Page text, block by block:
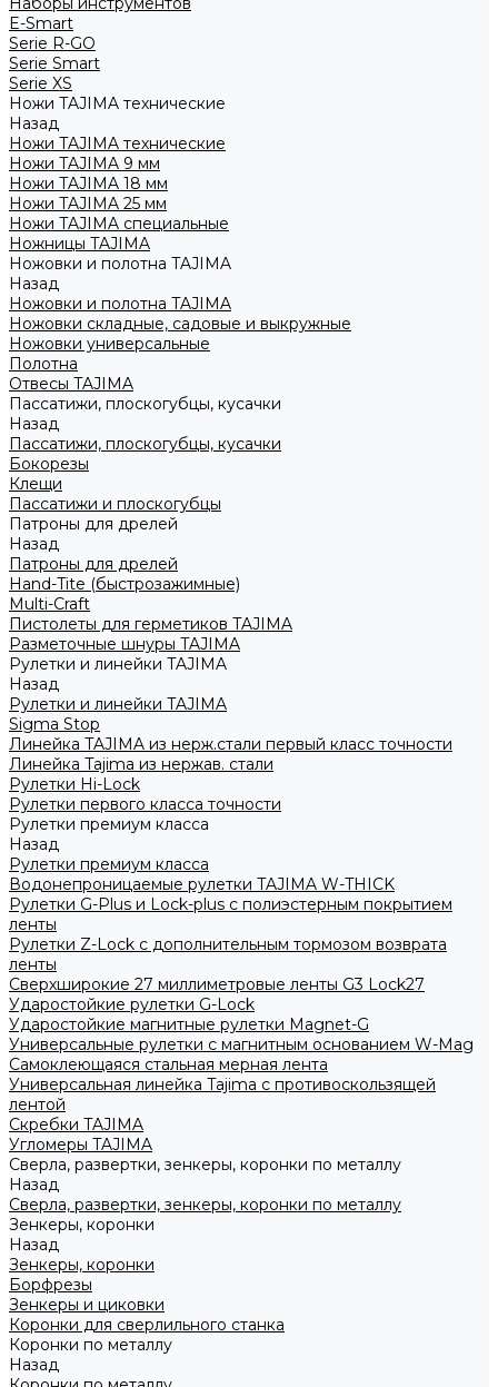
E-Smart
Serie R-GO
Serie Smart
Serie XS
Ножи TAJIMA технические
Назад
Ножи TAJIMA технические
Ножи TAJIMA 9 мм
Ножи TAJIMA 18 мм
Ножи TAJIMA 25 мм
Ножи TAJIMA специальные
Ножницы TAJIMA
Ножовки и полотна TAJIMA
Назад
Ножовки и полотна TAJIMA
Ножовки складные, садовые и выкружные
Ножовки универсальные
Полотна
Отвесы TAJIMA
Пассатижи, плоскогубцы, кусачки
Назад
Пассатижи, плоскогубцы, кусачки
Бокорезы
Клещи
Пассатижи и плоскогубцы
Патроны для дрелей
Назад
Патроны для дрелей
Hand-Tite (быстрозажимные)
Multi-Craft
Пистолеты для герметиков TAJIMA
Разметочные шнуры TAJIMA
Рулетки и линейки TAJIMA
Назад
Рулетки и линейки TAJIMA
Sigma Stop
Линейка TAJIMA из нерж.стали первый класс точности
Линейка Tajima из нержав. стали
Рулетки Hi-Lock
Рулетки первого класса точности
Рулетки премиум класса
Назад
Рулетки премиум класса
Водонепроницаемые рулетки TAJIMA W-THICK
Рулетки G-Plus и Lock-plus с полиэстерным покрытием
ленты
Рулетки Z-Lock с дополнительным тормозом возврата
ленты
Сверхширокие 27 миллиметровые ленты G3 Lock27
Ударостойкие рулетки G-Lock
Ударостойкие магнитные рулетки Magnet-G
Универсальные рулетки с магнитным основанием W-Mag
Самоклеющаяся стальная мерная лента
Универсальная линейка Tajima с противоскользящей
лентой
Скребки TAJIMA
Угломеры TAJIMA
Сверла, развертки, зенкеры, коронки по металлу
Назад
Сверла, развертки, зенкеры, коронки по металлу
Зенкеры, коронки
Назад
Зенкеры, коронки
Борфрезы
Зенкеры и циковки
Коронки для сверлильного станка
Коронки по металлу
Назад